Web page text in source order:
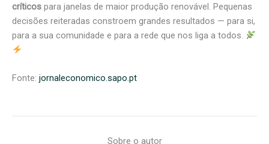
críticos para janelas de maior produção renovável. Pequenas
decisões reiteradas constroem grandes resultados — para si,
para a sua comunidade e para a rede que nos liga a todos.
Fonte: jornaleconomico.sapo.pt
Sobre o autor